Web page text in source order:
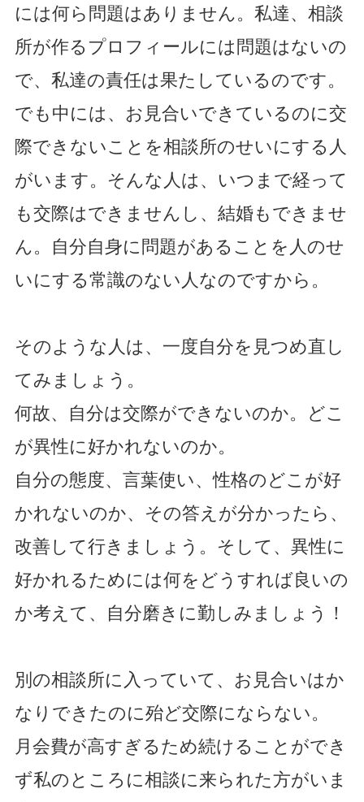
には何ら問題はありません。私達、相談
所が作るプロフィールには問題はないの
で、私達の責任は果たしているのです。
でも中には、お見合いできているのに交
際できないことを相談所のせいにする人
がいます。そんな人は、いつまで経って
も交際はできませんし、結婚もできませ
ん。自分自身に問題があることを人のせ
いにする常識のない人なのですから。
そのような人は、一度自分を見つめ直し
てみましょう。
何故、自分は交際ができないのか。どこ
が異性に好かれないのか。
自分の態度、言葉使い、性格のどこが好
かれないのか、その答えが分かったら、
改善して行きましょう。そして、異性に
好かれるためには何をどうすれば良いの
か考えて、自分磨きに勤しみましょう！
別の相談所に入っていて、お見合いはか
なりできたのに殆ど交際にならない。
月会費が高すぎるため続けることができ
ず私のところに相談に来られた方がいま